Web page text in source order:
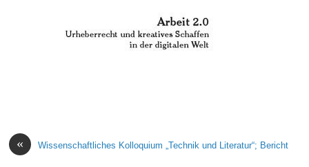
« Wissenschaftliches Kolloquium „Technik und Literatur“; Bericht